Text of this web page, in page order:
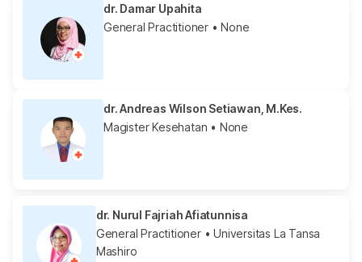
dr. Damar Upahita
General Practitioner • None
dr. Andreas Wilson Setiawan, M.Kes.
Magister Kesehatan • None
dr. Nurul Fajriah Afiatunnisa
General Practitioner• Universitas La Tansa
Mashiro